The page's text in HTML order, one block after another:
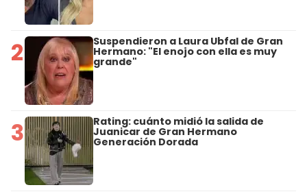
2 Suspendieron a Laura Ubfal de Gran
Hermano: "El enojo con ella es muy
grande"
3 Rating: cuánto midió la salida de
Juanicar de Gran Hermano
Generación Dorada